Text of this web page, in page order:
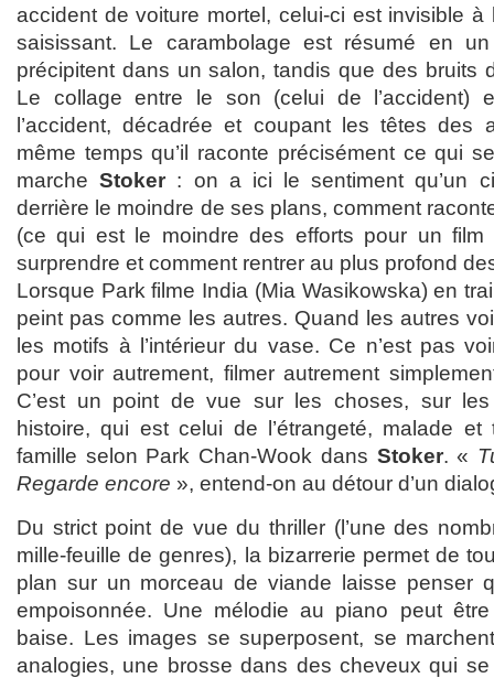
accident de voiture mortel, celui-ci est invisible à
saisissant. Le carambolage est résumé en
précipitent dans un salon, tandis que des bruits
Le collage entre le son (celui de l’accident)
l’accident, décadrée et coupant les têtes des
même temps qu’il raconte précisément ce qui
marcheStoker : on a ici le sentiment qu’un
derrière le moindre de ses plans, comment
(ce qui est le moindre des efforts pour un film
surprendre et comment rentrer au plus profond
Lorsque Park filme India (Mia Wasikowska) en
peint pas comme les autres. Quand les autres
les motifs à l’intérieur du vase. Ce n’est pas
pour voir autrement, filmer autrement
C’est un point de vue sur les choses, sur
histoire, qui est celui de l’étrangeté, malade
famille selon Park Chan-Wook dans Stoker. «
Regarde encore », entend-on au détour d’un
Du strict point de vue du thriller (l’une des
mille-feuille de genres), la bizarrerie permet de
plan sur un morceau de viande laisse penser
empoisonnée. Une mélodie au piano peut
baise. Les images se superposent, se
analogies, une brosse dans des cheveux qui